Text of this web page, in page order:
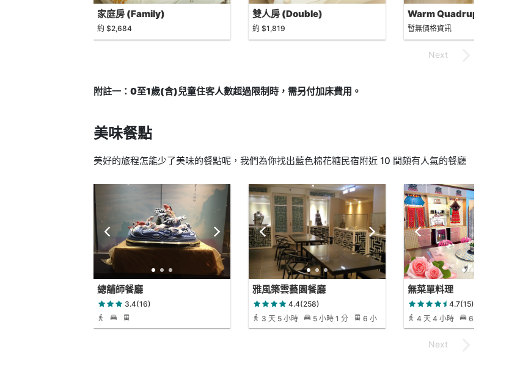
家庭房 (Family)
約 $2,684
雙人房 (Double)
約 $1,819
Warm Quadruple Room
暫無價格資訊
附註一：0至1歲(含)兒童住客人數超過限制時，需另付加床費用。
美味餐點
美好的旅程怎能少了美味的餐點呢，我們為你找出藍色棉花糖民宿附近 10 間頗有人氣的餐廳
總舖師餐廳
3.4(16)
雅風築雲藝園餐廳
4.4(258)
3 天 5 小時
5 小時 1 分
6 小
時 0 分
無菜單料理
4.7(15)
4 天 4 小時
6 小時 13 分
小時 15 分